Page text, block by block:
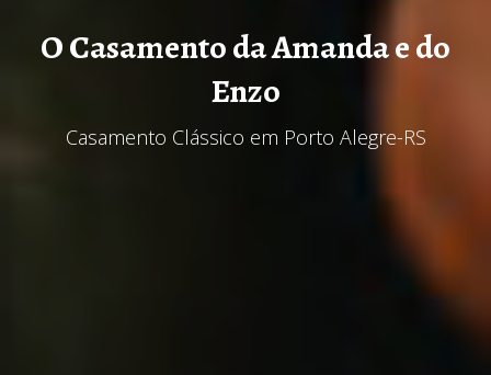
O Casamento da Amanda e do
Enzo
Casamento Clássico em Porto Alegre-RS